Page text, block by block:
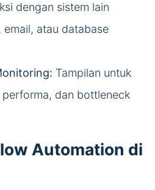
dengan sistem lain
email, atau database
Tampilan untuk
performa, dan bottleneck
Automation di